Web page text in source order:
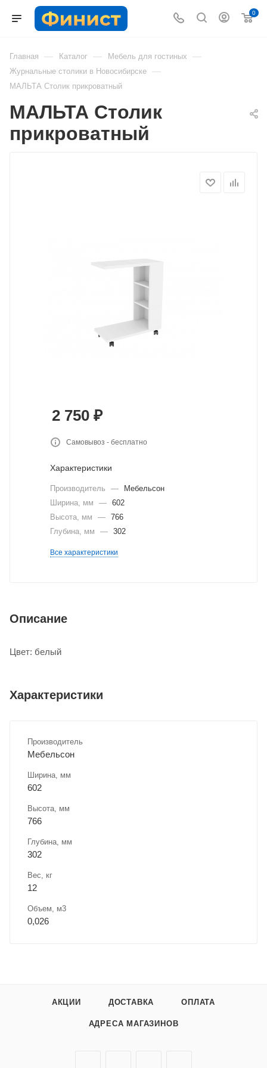
0
Главная — Каталог — Мебель для гостиных —
Журнальные столики в Новосибирске —
МАЛЬТА Столик прикроватный
МАЛЬТА Столик
прикроватный
2 750 ₽
Самовывоз - бесплатно
Характеристики
Производитель —
Мебельсон
Ширина, мм
— 602
Высота, мм
— 766
Глубина, мм
— 302
Все характеристики
Описание
Цвет: белый
Характеристики
Производитель
Мебельсон
Ширина, мм
602
Высота, мм
766
Глубина, мм
302
Вес, кг
12
Объем, м3
0,026
АКЦИИ ДОСТАВКА ОПЛАТА
АДРЕСА МАГАЗИНОВ